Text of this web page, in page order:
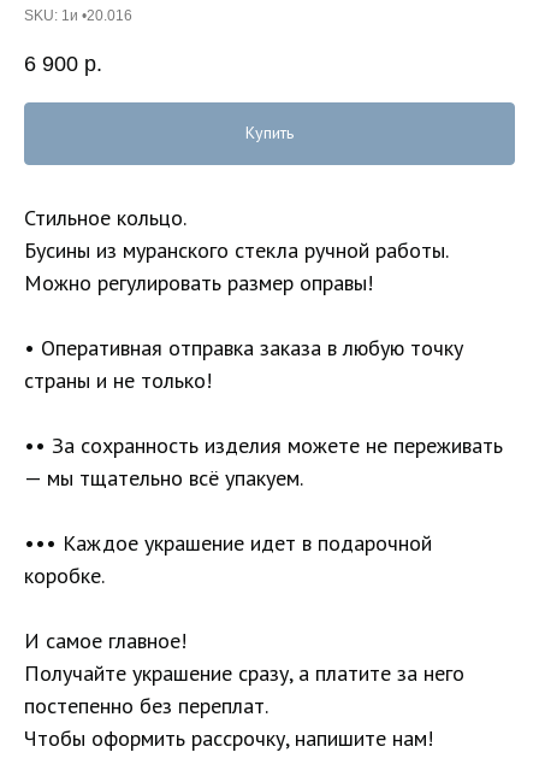
SKU: 1и •20.016
6 900 р.
Купить
Стильное кольцо.
Бусины из муранского стекла ручной работы.
Можно регулировать размер оправы!
• Оперативная отправка заказа в любую точку
страны и не только!
•• За сохранность изделия можете не переживать
— мы тщательно всё упакуем.
••• Каждое украшение идет в подарочной
коробке.
И самое главное!
Получайте украшение сразу, а платите за него
постепенно без переплат.
Чтобы оформить рассрочку, напишите нам!